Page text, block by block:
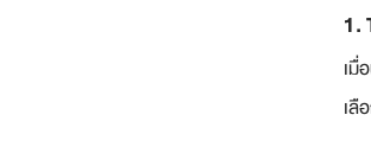
1.
เมื่
เลื